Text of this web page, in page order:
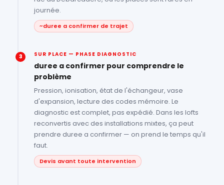
journée.
~duree a confirmer de trajet
3 SUR PLACE — PHASE DIAGNOSTIC
duree a confirmer pour comprendre le
problème
Pression, ionisation, état de l'échangeur, vase
d'expansion, lecture des codes mémoire. Le
diagnostic est complet, pas expédié. Dans les lofts
reconvertis avec des installations mixtes, ça peut
prendre duree a confirmer — on prend le temps qu'il
faut.
Devis avant toute intervention